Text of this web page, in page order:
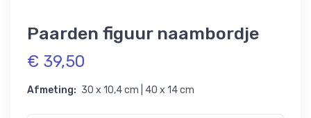
Paarden figuur naambordje
€ 39,50
Afmeting: 30 x 10,4 cm | 40 x 14 cm